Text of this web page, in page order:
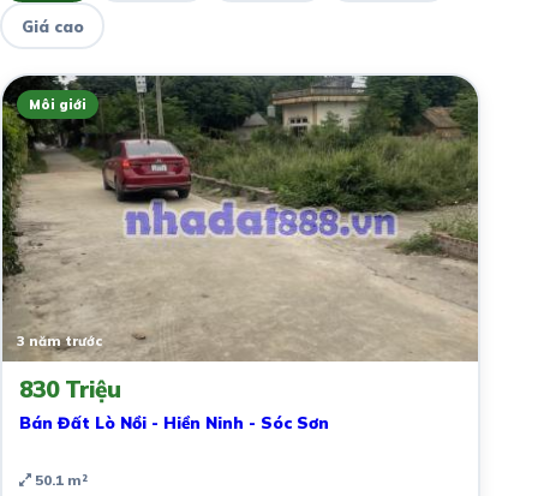
Giá cao
Môi giới
3 năm trước
830 Triệu
Bán Đất Lò Nồi - Hiền Ninh - Sóc Sơn
50.1 m²